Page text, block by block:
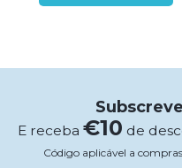
E receba €10 de
Código aplicável a